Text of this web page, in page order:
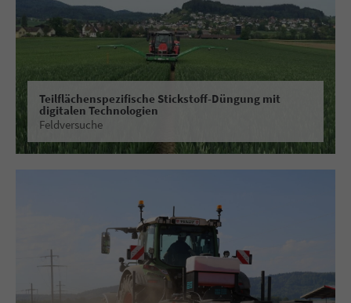
Teilflächenspezifische Stickstoff-Düngung mit
digitalen Technologien
Feldversuche